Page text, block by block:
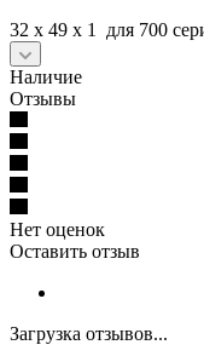
32 х 49 х 1 для 700
Наличие
Отзывы
Нет оценок
Оставить отзыв
Загрузка отзывов...